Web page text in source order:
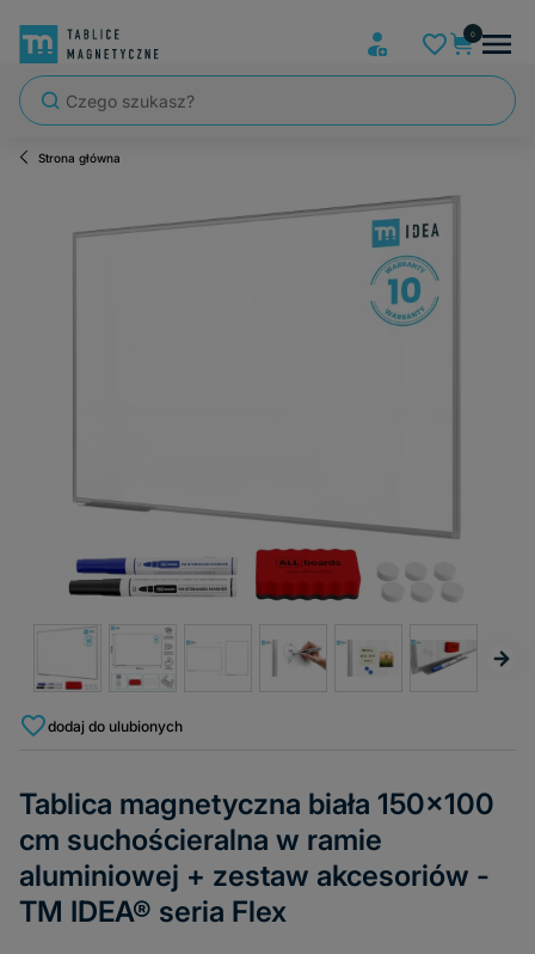
Strona główna
dodaj do ulubionych
Tablica magnetyczna biała 150x100
cm suchościeralna w ramie
aluminiowej + zestaw akcesoriów -
TM IDEA® seria Flex